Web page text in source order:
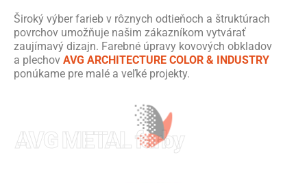
Široký výber farieb v rôznych odtieňoch a štruktúrach
povrchov umožňuje našim zákazníkom vytvárať
zaujímavý dizajn. Farebné úpravy kovových obkladov
a plechov AVG ARCHITECTURE COLOR & INDUSTRY
ponúkame pre malé a veľké projekty.
AVG METAL farby